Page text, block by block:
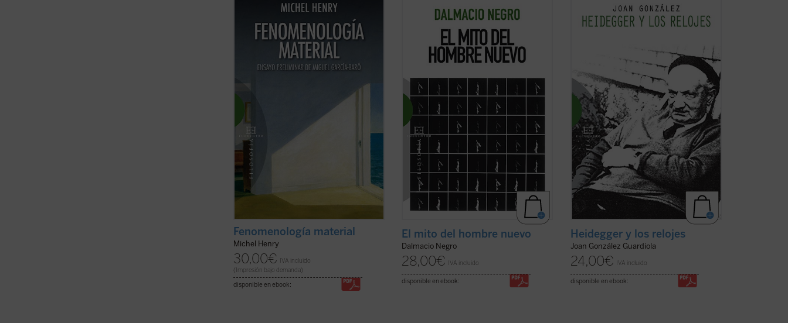
La fenomenología de material de Michel
Henry vuelve a plantear la cuestión
fundamental de la filosofía: la cuestión
de la donación. Y la interpreta de
manera distinta a la del pensamiento
tradicional de Occidente: no como
aparición en un ...(ver ficha)
Fenomenología material
Michel Henry
30,00€
IVA incluido
(Impresión bajo demanda)
disponible en ebook:
Este libro es un cuidadoso examen de los
principales antecedentes, concepciones
y tendencias relacionados con la utopía
del hombre nuevo. En este mito,
íntimamente dependiente de la religión
secular, el autor identifica uno de los
El mito del hombre nuevo
Dalmacio Negro
28,00€ IVA incluido
disponible en ebook:
«La tesis más provocativa y original que
la filosofía del siglo XX ha levantado
sobre el tiempo es la famosa tesis de
ser descansaría en el sentido del tiempo.
Según esta tesis, nuestra vivencia del ...
Heidegger y los relojes
Joan González Guardiola
24,00€ IVA incluido
disponible en ebook: